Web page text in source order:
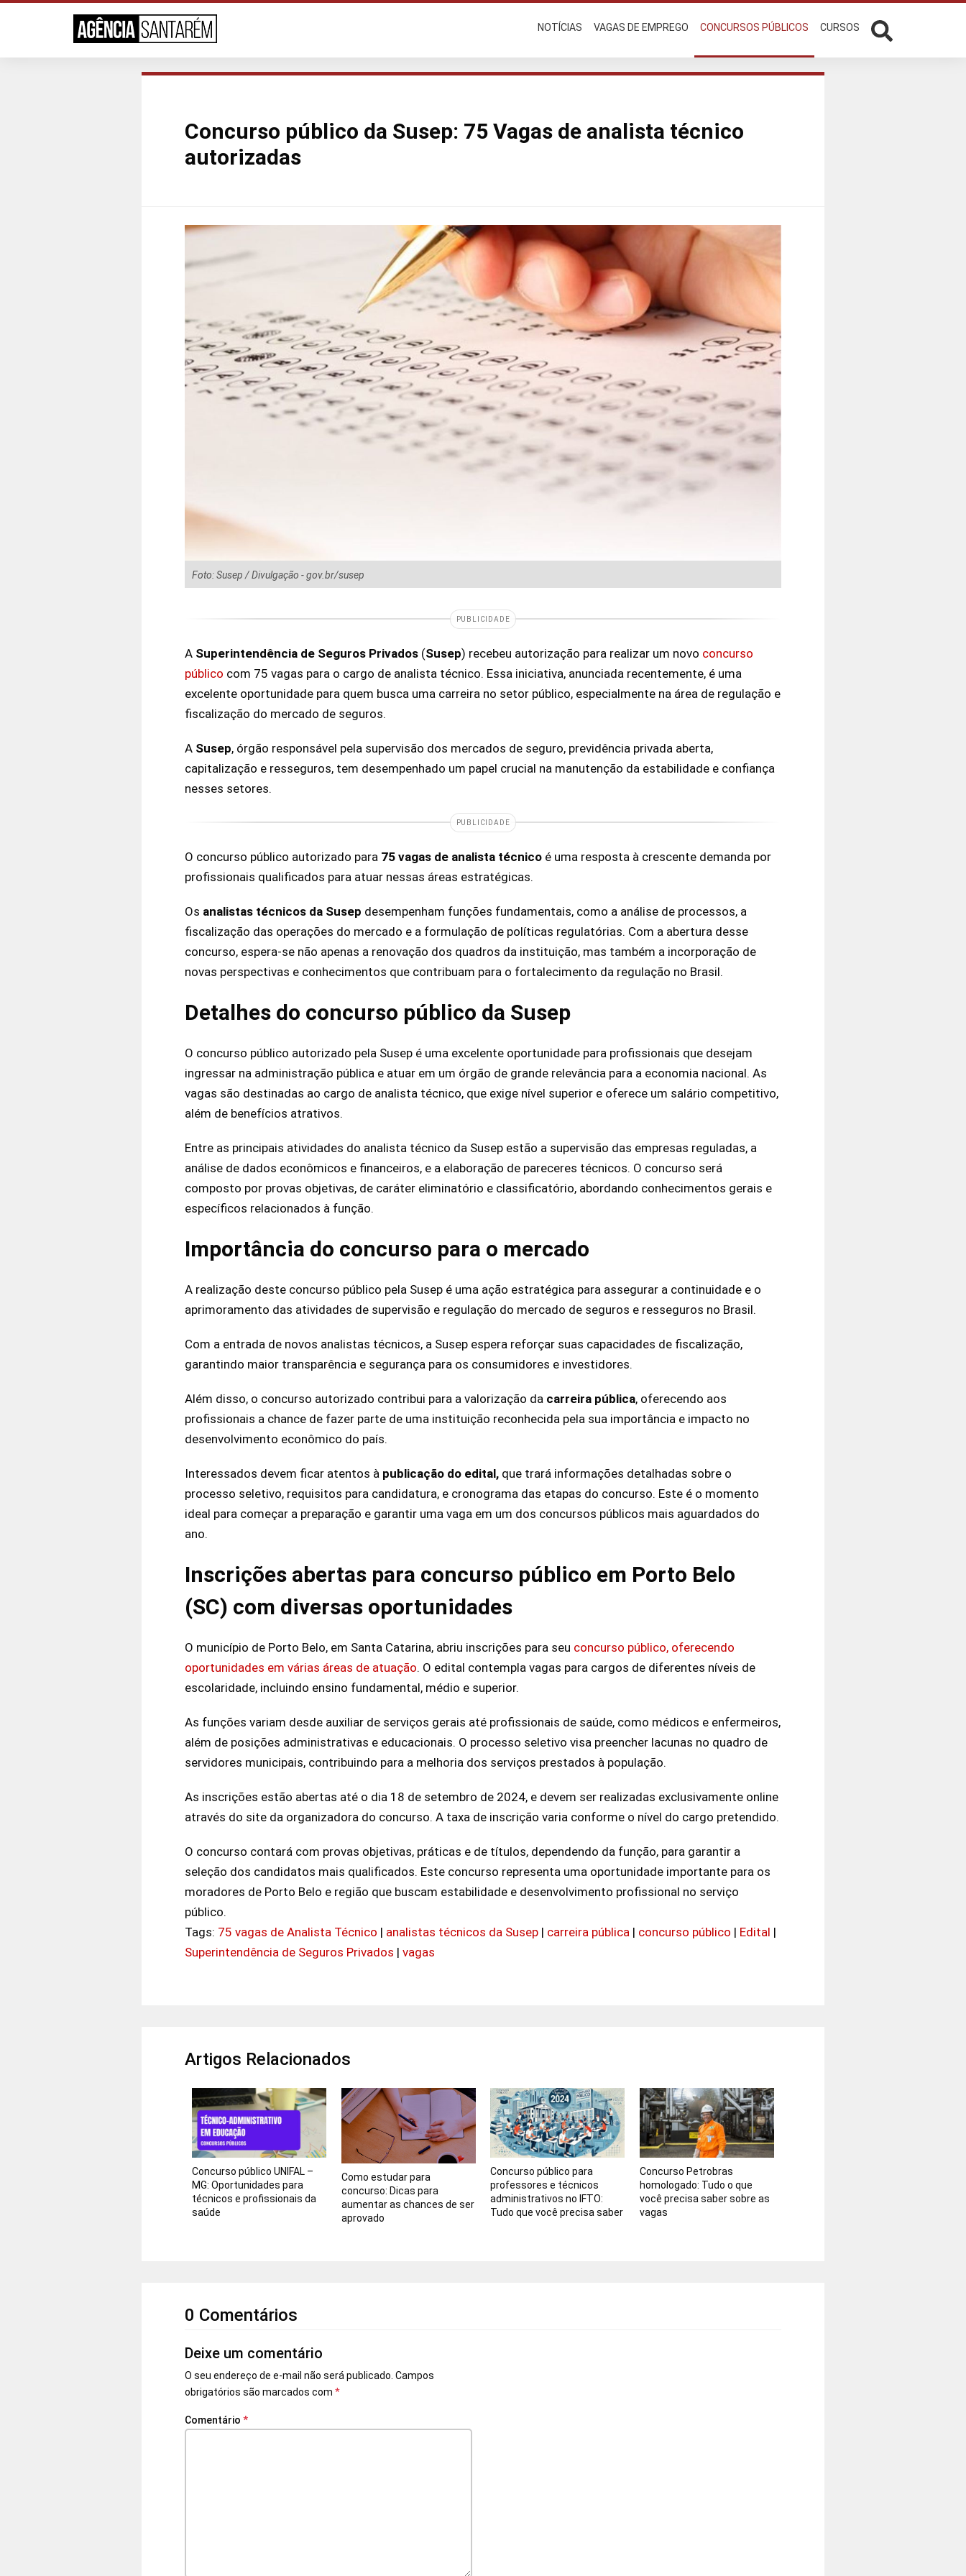
NOTÍCIAS VAGAS DE EMPREGO CONCURSOS PÚBLICOS CURSOS
Concurso público da Susep: 75 Vagas de analista técnico
autorizadas
Foto: Susep / Divulgação - gov.br/susep
PUBLICIDADE
A Superintendência de Seguros Privados (Susep) recebeu autorização para realizar um novo concurso
público com 75 vagas para o cargo de analista técnico. Essa iniciativa, anunciada recentemente, é uma
excelente oportunidade para quem busca uma carreira no setor público, especialmente na área de regulação e
fiscalização do mercado de seguros.
A Susep, órgão responsável pela supervisão dos mercados de seguro, previdência privada aberta,
capitalização e resseguros, tem desempenhado um papel crucial na manutenção da estabilidade e confiança
nesses setores.
PUBLICIDADE
O concurso público autorizado para 75 vagas de analista técnico é uma resposta à crescente demanda por
profissionais qualificados para atuar nessas áreas estratégicas.
Os analistas técnicos da Susep desempenham funções fundamentais, como a análise de processos, a
fiscalização das operações do mercado e a formulação de políticas regulatórias. Com a abertura desse
concurso, espera-se não apenas a renovação dos quadros da instituição, mas também a incorporação de
novas perspectivas e conhecimentos que contribuam para o fortalecimento da regulação no Brasil.
Detalhes do concurso público da Susep
O concurso público autorizado pela Susep é uma excelente oportunidade para profissionais que desejam
ingressar na administração pública e atuar em um órgão de grande relevância para a economia nacional. As
vagas são destinadas ao cargo de analista técnico, que exige nível superior e oferece um salário competitivo,
além de benefícios atrativos.
Entre as principais atividades do analista técnico da Susep estão a supervisão das empresas reguladas, a
análise de dados econômicos e financeiros, e a elaboração de pareceres técnicos. O concurso será
composto por provas objetivas, de caráter eliminatório e classificatório, abordando conhecimentos gerais e
específicos relacionados à função.
Importância do concurso para o mercado
A realização deste concurso público pela Susep é uma ação estratégica para assegurar a continuidade e o
aprimoramento das atividades de supervisão e regulação do mercado de seguros e resseguros no Brasil.
Com a entrada de novos analistas técnicos, a Susep espera reforçar suas capacidades de fiscalização,
garantindo maior transparência e segurança para os consumidores e investidores.
Além disso, o concurso autorizado contribui para a valorização da carreira pública, oferecendo aos
profissionais a chance de fazer parte de uma instituição reconhecida pela sua importância e impacto no
desenvolvimento econômico do país.
Interessados devem ficar atentos à publicação do edital, que trará informações detalhadas sobre o
processo seletivo, requisitos para candidatura, e cronograma das etapas do concurso. Este é o momento
ideal para começar a preparação e garantir uma vaga em um dos concursos públicos mais aguardados do
ano.
Inscrições abertas para concurso público em Porto Belo
(SC) com diversas oportunidades
O município de Porto Belo, em Santa Catarina, abriu inscrições para seu concurso público, oferecendo
oportunidades em várias áreas de atuação. O edital contempla vagas para cargos de diferentes níveis de
escolaridade, incluindo ensino fundamental, médio e superior.
As funções variam desde auxiliar de serviços gerais até profissionais de saúde, como médicos e enfermeiros,
além de posições administrativas e educacionais. O processo seletivo visa preencher lacunas no quadro de
servidores municipais, contribuindo para a melhoria dos serviços prestados à população.
As inscrições estão abertas até o dia 18 de setembro de 2024, e devem ser realizadas exclusivamente online
através do site da organizadora do concurso. A taxa de inscrição varia conforme o nível do cargo pretendido.
O concurso contará com provas objetivas, práticas e de títulos, dependendo da função, para garantir a
seleção dos candidatos mais qualificados. Este concurso representa uma oportunidade importante para os
moradores de Porto Belo e região que buscam estabilidade e desenvolvimento profissional no serviço
público.
Tags: 75 vagas de Analista Técnico | analistas técnicos da Susep | carreira pública | concurso público | Edital |
Superintendência de Seguros Privados | vagas
Artigos Relacionados
Concurso público UNIFAL –
MG: Oportunidades para
técnicos e profissionais da
saúde
Como estudar para
concurso: Dicas para
aumentar as chances de ser
aprovado
Concurso público para
professores e técnicos
administrativos no IFTO:
Tudo que você precisa saber
Concurso Petrobras
homologado: Tudo o que
você precisa saber sobre as
vagas
0 Comentários
Deixe um comentário
O seu endereço de e-mail não será publicado. Campos
obrigatórios são marcados com *
Comentário *